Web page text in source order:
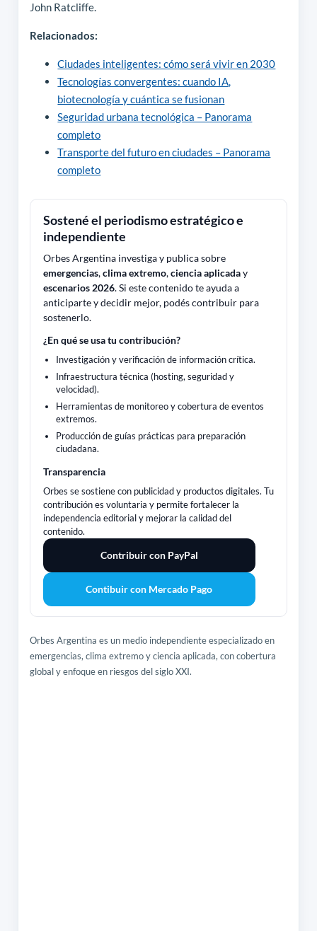
John Ratcliffe.
Relacionados:
Ciudades inteligentes: cómo será vivir en 2030
Tecnologías convergentes: cuando IA,
biotecnología y cuántica se fusionan
Seguridad urbana tecnológica – Panorama
completo
Transporte del futuro en ciudades – Panorama
completo
Sostené el periodismo estratégico e
independiente
Orbes Argentina investiga y publica sobre
emergencias,clima extremo,ciencia aplicaday
escenarios 2026. Si este contenido te ayuda a
anticiparte y decidir mejor, podés contribuir para
sostenerlo.
¿En qué se usa tu contribución?
Investigación y verificación de información crítica.
Infraestructura técnica (hosting, seguridad y
velocidad).
Herramientas de monitoreo y cobertura de eventos
extremos.
Producción de guías prácticas para preparación
ciudadana.
Transparencia
Orbes se sostiene con publicidad y productos digitales. Tu
contribución es voluntaria y permite fortalecer la
independencia editorial y mejorar la calidad del
contenido.
Contribuir con PayPal
Contibuir con Mercado Pago
Orbes Argentina es un medio independiente especializado en
emergencias, clima extremo y ciencia aplicada, con cobertura
global y enfoque en riesgos del siglo XXI.